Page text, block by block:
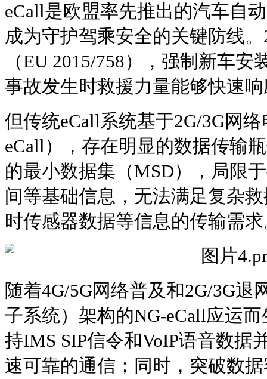
eCall是欧盟率先推出的汽车自
成为守护驾乘安全的关键防线
（EU 2015/758），强制新车
事故发生时救援力量能够快速
但传统eCall系统基于2G/3G网
eCall），存在明显的数据传输
的最小数据集（MSD），局限
间等基础信息，无法满足复杂
时传感器数据等信息的传输需
随着4G/5G网络普及和2G/3G退
子系统）架构的NG-eCall应运
持IMS SIP信令和VoIP语音数据
速可靠的通信；同时，突破数